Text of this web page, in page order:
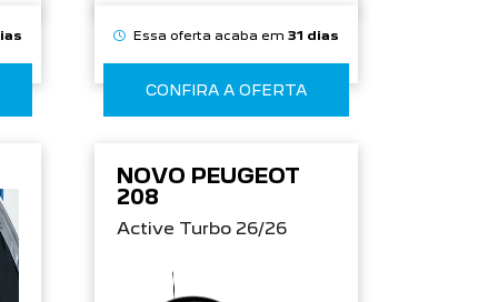
Essa oferta acaba em 31 dias
CONFIRA A OFERTA
NOVO PEUGEOT
208
Active Turbo 26/26